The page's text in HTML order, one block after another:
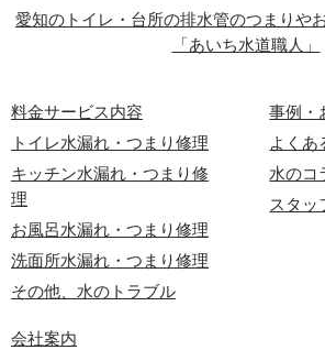
愛知のトイレ・台所の排水管のつまりや
「あいち水道職人」
料金サービス内容
トイレ水漏れ・つまり修理
キッチン水漏れ・つまり修
理
お風呂水漏れ・つまり修理
洗面所水漏れ・つまり修理
その他、水のトラブル
事例・
よくあ
水のコ
スタッ
会社案内